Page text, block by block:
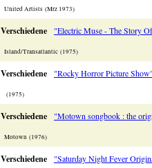
United Artists (Mrz 1973)
Verschiedene "Electric Muse - The Story
Island/Transatlantic (1975)
Verschiedene "Rocky Horror Picture Show"
(1975)
Verschiedene "Motown songbook : the
Motown (1976)
Verschiedene "Saturday Night Fever